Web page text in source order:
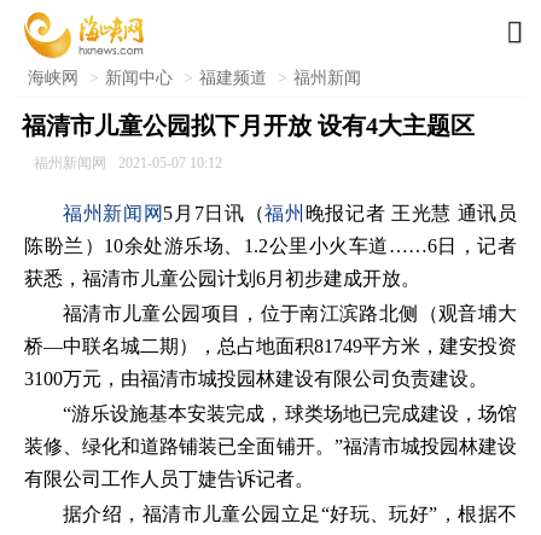

海峡网 > 新闻中心 > 福建频道 > 福州新闻
福清市儿童公园拟下月开放 设有4大主题区
福州新闻网 2021-05-07 10:12
福州新闻网 5月7日讯（福州 晚报记者 王光慧 通讯员
陈盼兰）10余处游乐场、1.2公里小火车道……6日，记者
获悉，福清市儿童公园计划6月初步建成开放。
福清市儿童公园项目，位于南江滨路北侧（观音埔大
桥—中联名城二期），总占地面积81749平方米，建安投资
3100万元，由福清市城投园林建设有限公司负责建设。
“游乐设施基本安装完成，球类场地已完成建设，场馆
装修、绿化和道路铺装已全面铺开。”福清市城投园林建设
有限公司工作人员丁婕告诉记者。
据介绍，福清市儿童公园立足“好玩、玩好”，根据不